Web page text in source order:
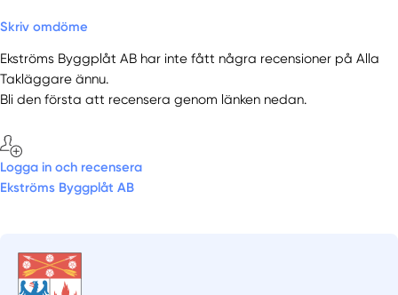
Skriv omdöme
Ekströms Byggplåt AB har inte fått några recensioner på Alla
Takläggare ännu.
Bli den första att recensera genom länken nedan.
Logga in och recensera
Ekströms Byggplåt AB